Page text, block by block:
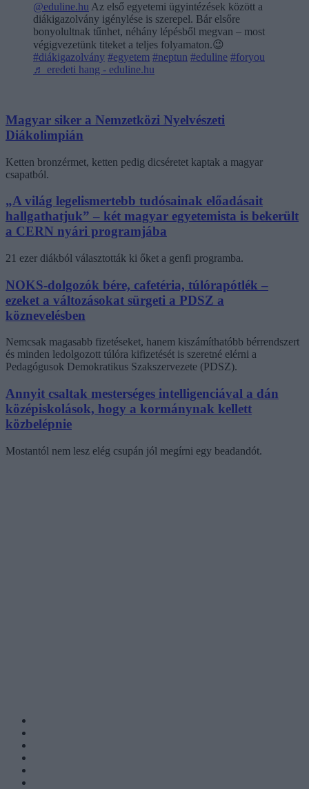
@eduline.hu Az első egyetemi ügyintézések között a
diákigazolvány igénylése is szerepel. Bár elsőre
bonyolultnak tűnhet, néhány lépésből megvan – most
végigvezetünk titeket a teljes folyamaton.😉
#diákigazolvány #egyetem #neptun #eduline #foryou
♬ eredeti hang - eduline.hu
Magyar siker a Nemzetközi Nyelvészeti
Diákolimpián
Ketten bronzérmet, ketten pedig dicséretet kaptak a magyar
csapatból.
„A világ legelismertebb tudósainak előadásait
hallgathatjuk” – két magyar egyetemista is bekerült
a CERN nyári programjába
21 ezer diákból választották ki őket a genfi programba.
NOKS-dolgozók bére, cafetéria, túlórapótlék –
ezeket a változásokat sürgeti a PDSZ a
köznevelésben
Nemcsak magasabb fizetéseket, hanem kiszámíthatóbb bérrendszert
és minden ledolgozott túlóra kifizetését is szeretné elérni a
Pedagógusok Demokratikus Szakszervezete (PDSZ).
Annyit csaltak mesterséges intelligenciával a dán
középiskolások, hogy a kormánynak kellett
közbelépnie
Mostantól nem lesz elég csupán jól megírni egy beadandót.